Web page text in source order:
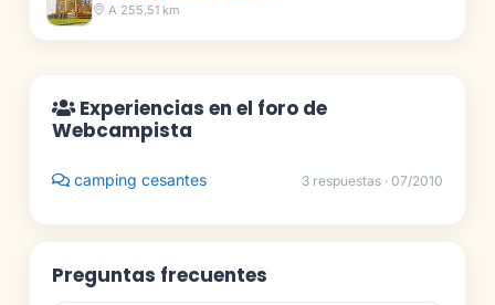
A 255.51 km
Experiencias en el foro de
Webcampista
camping cesantes 3 respuestas · 07/2010
Preguntas frecuentes